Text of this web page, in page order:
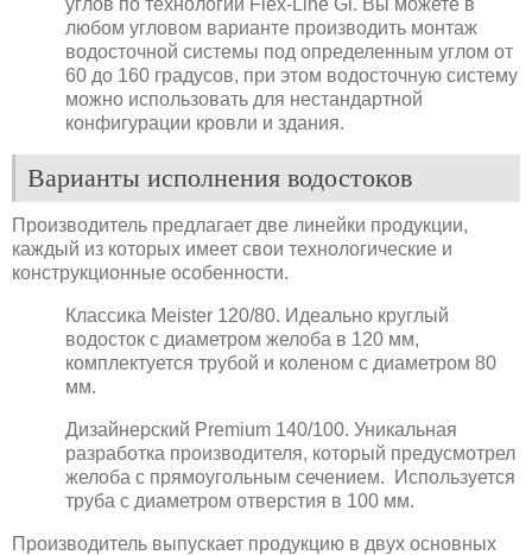
любом угловом варианте производить монтаж
водосточной системы под определенным углом от
60 до 160 градусов, при этом водосточную систему
можно использовать для нестандартной
конфигурации кровли и здания.
Варианты исполнения водостоков
Производитель предлагает две линейки продукции,
каждый из которых имеет свои технологические и
конструкционные особенности.
Классика Meister 120/80. Идеально круглый
водосток с диаметром желоба в 120 мм,
комплектуется трубой и коленом с диаметром 80
мм.
Дизайнерский Premium 140/100. Уникальная
разработка производителя, который предусмотрел
желоба с прямоугольным сечением. Используется
труба с диаметром отверстия в 100 мм.
Производитель выпускает продукцию в двух основных